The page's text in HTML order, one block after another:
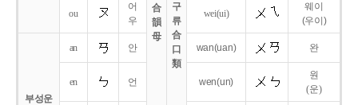
合
韻
母
구
류
合
口
類
ou
어
우
wei(ui)
웨이
(우이)
부성운
an 안 wan(uan) 완
en 언 wen(un)
원
(운)